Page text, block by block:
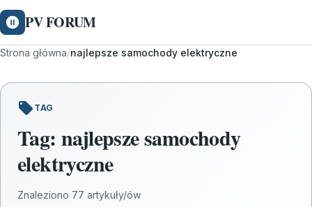
PV FORUM
Strona główna/najlepsze samochody elektryczne
TAG
Tag: najlepsze samochody
elektryczne
Znaleziono 77 artykuły/ów